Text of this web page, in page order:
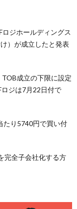
ジホールディングス
）が成立したと発表
成立の下限に設定
ジは7月22日付で
たり5740円で買い付
完全子会社化する方